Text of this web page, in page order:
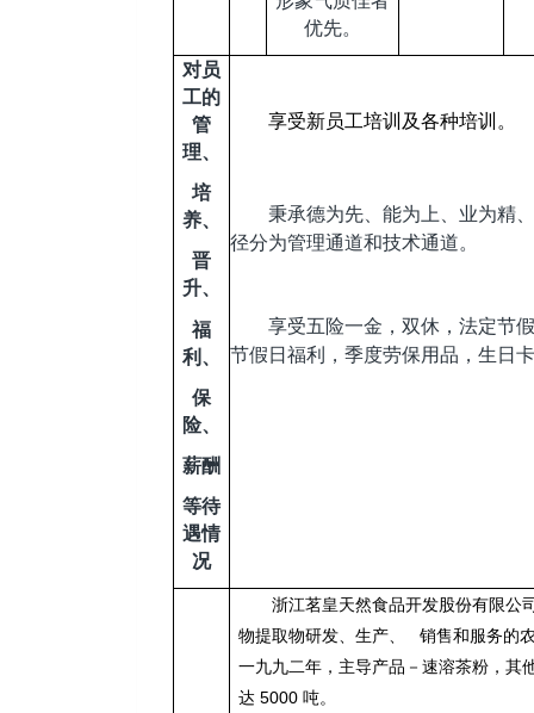
优先。
对员
工的
管
理、
培
养、
晋
升、
福
利、
保
险、
薪酬
等待
遇情
况
享受新员工培训及各种培训。
秉承德为先、能为上、业为精
径分为管理通道和技术通道。
享受五险一金，双休，法定节
节假日福利，季度劳保用品，生日
浙江茗皇天然食品开发股份有限公
物提取物研发、生产、 销售和服务的
一九九二年，主导产品－速溶茶粉，其
达 5000 吨。